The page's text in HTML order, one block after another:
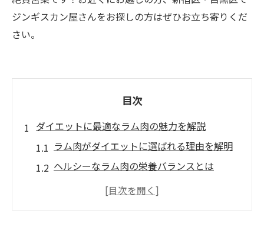
ジンギスカン屋さんをお探しの方はぜひお立ち寄りくだ
さい。
目次
ダイエットに最適なラム肉の魅力を解説
ラム肉がダイエットに選ばれる理由を解明
ヘルシーなラム肉の栄養バランスとは
希少部位のラム肉で楽しく健康習慣